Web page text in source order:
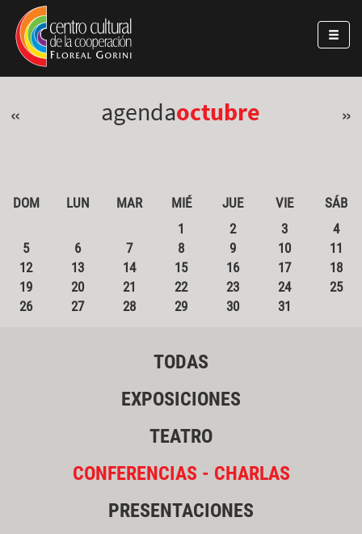
Pasar al contenido principal
Jump to main content
« agendaoctubre »
DOM LUN MAR MIÉ JUE VIE
SÁB
1
2 3
4
5
6 7 8 9 10
11
12
13 14 15 16 17
18
19
20 21 22 23 24
25
26
27 28 29 30 31
TODAS
EXPOSICIONES
TEATRO
CONFERENCIAS - CHARLAS
PRESENTACIONES